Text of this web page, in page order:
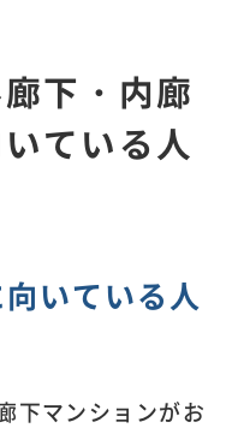
下・内廊
ている人
いている人
下マンションがお